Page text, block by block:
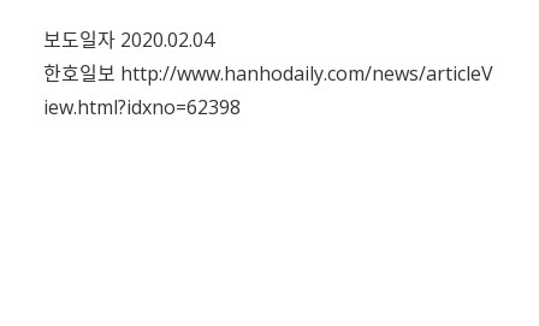
보도일자 2020.02.04
한호일보 http://www.hanhodaily.com/news/articleV
iew.html?idxno=62398